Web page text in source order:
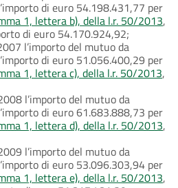
di euro 54.198.431,77 per
1, lettera b), della l.r. 50/2013,
di euro 54.170.924,92;
l’importo del mutuo da
di euro 51.056.400,29 per
1, lettera c), della l.r. 50/2013,
l’importo del mutuo da
di euro 61.683.888,73 per
1, lettera d), della l.r. 50/2013,
l’importo del mutuo da
di euro 53.096.303,94 per
1, lettera e), della l.r. 50/2013,